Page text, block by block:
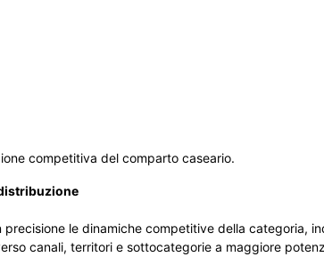
competitiva del comparto caseario.
precisione le dinamiche competitive della categoria,
canali, territori e sottocategorie a maggiore